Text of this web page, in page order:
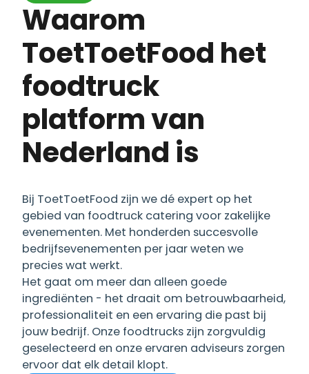
Waarom
ToetToetFood het
foodtruck
platform van
Nederland is
Bij ToetToetFood zijn we dé expert op het
gebied van foodtruck catering voor zakelijke
evenementen. Met honderden succesvolle
bedrijfsevenementen per jaar weten we
precies wat werkt.
Het gaat om meer dan alleen goede
ingrediënten - het draait om betrouwbaarheid,
professionaliteit en een ervaring die past bij
jouw bedrijf. Onze foodtrucks zijn zorgvuldig
geselecteerd en onze ervaren adviseurs zorgen
ervoor dat elk detail klopt.